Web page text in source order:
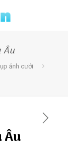
Âu
ảnh cưới
Âu